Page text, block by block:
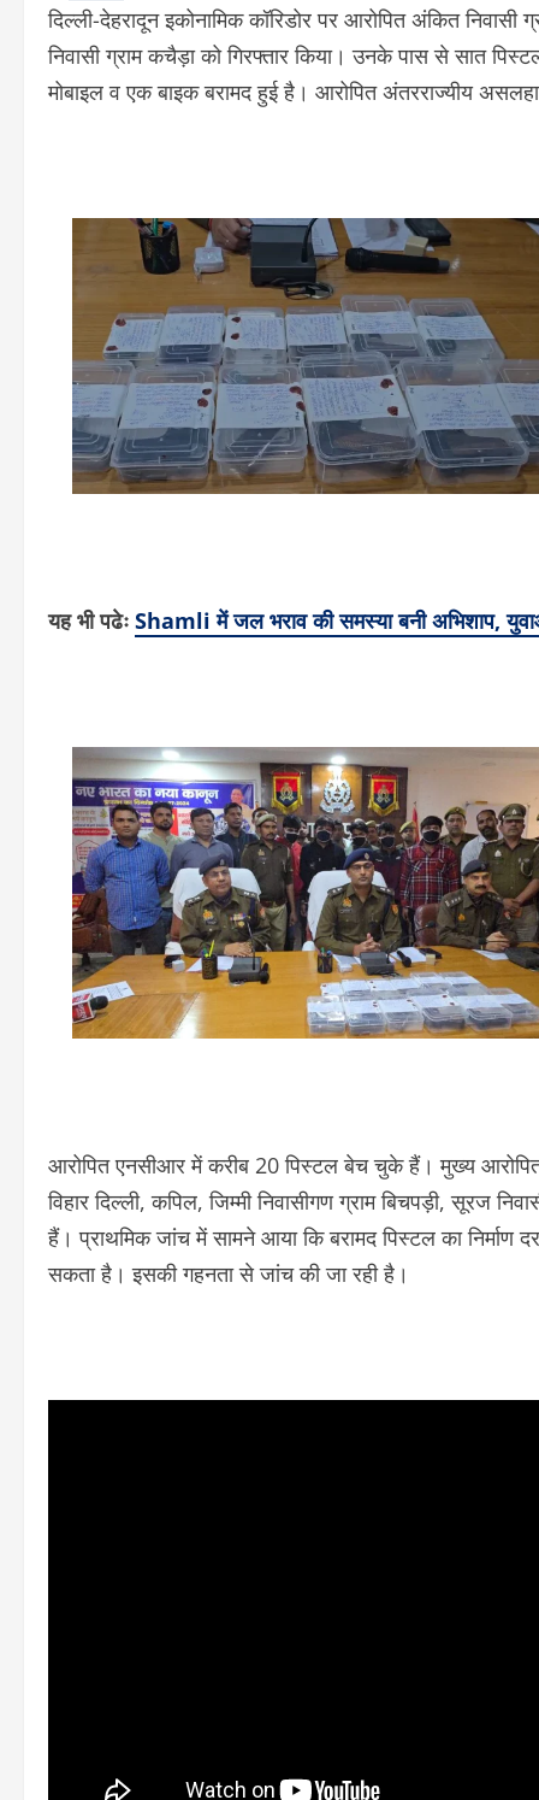
दिल्ली-देहरादून इकोनामिक कॉरिडोर पर आरोपित अंकित
निवासी ग्राम कचैड़ा को गिरफ्तार किया। उनके पास से सात
मोबाइल व एक बाइक बरामद हुई है। आरोपित अंतरराज्यीय
यह भी पढेः Shamli में जल भराव की समस्या बनी अभिशाप,
आरोपित एनसीआर में करीब 20 पिस्टल बेच चुके हैं। मुख्य आरोपित
विहार दिल्ली, कपिल, जिम्मी निवासीगण ग्राम बिचपड़ी, सूरज
हैं। प्राथमिक जांच में सामने आया कि बरामद पिस्टल का निर्माण
सकता है। इसकी गहनता से जांच की जा रही है।